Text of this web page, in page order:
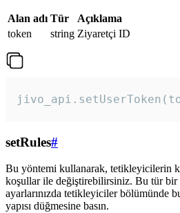
Alan adı Tür
Açıklama
token
string Ziyaretçi ID
setRules#
Bu yöntemi kullanarak, tetikleyicilerin
koşullar ile değiştirebilirsiniz. Bu tür bir
ayarlarınızda tetikleyiciler bölümünde
yapısı düğmesine basın.